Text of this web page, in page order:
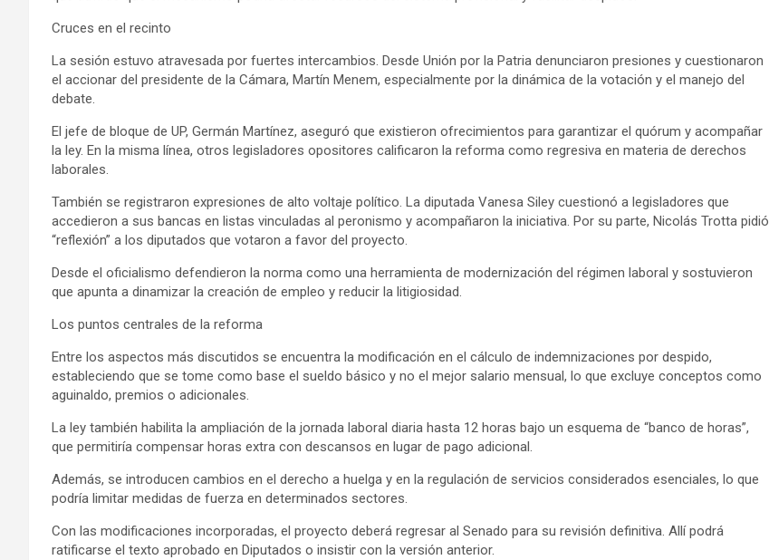
Cruces en el recinto
La sesión estuvo atravesada por fuertes intercambios. Desde Unión por la Patria denunciaron presiones y cuestionaron
el accionar del presidente de la Cámara, Martín Menem, especialmente por la dinámica de la votación y el manejo del
debate.
El jefe de bloque de UP, Germán Martínez, aseguró que existieron ofrecimientos para garantizar el quórum y acompañar
la ley. En la misma línea, otros legisladores opositores calificaron la reforma como regresiva en materia de derechos
laborales.
También se registraron expresiones de alto voltaje político. La diputada Vanesa Siley cuestionó a legisladores que
accedieron a sus bancas en listas vinculadas al peronismo y acompañaron la iniciativa. Por su parte, Nicolás Trotta pidió
“reflexión” a los diputados que votaron a favor del proyecto.
Desde el oficialismo defendieron la norma como una herramienta de modernización del régimen laboral y sostuvieron
que apunta a dinamizar la creación de empleo y reducir la litigiosidad.
Los puntos centrales de la reforma
Entre los aspectos más discutidos se encuentra la modificación en el cálculo de indemnizaciones por despido,
estableciendo que se tome como base el sueldo básico y no el mejor salario mensual, lo que excluye conceptos como
aguinaldo, premios o adicionales.
La ley también habilita la ampliación de la jornada laboral diaria hasta 12 horas bajo un esquema de “banco de horas”,
que permitiría compensar horas extra con descansos en lugar de pago adicional.
Además, se introducen cambios en el derecho a huelga y en la regulación de servicios considerados esenciales, lo que
podría limitar medidas de fuerza en determinados sectores.
Con las modificaciones incorporadas, el proyecto deberá regresar al Senado para su revisión definitiva. Allí podrá
ratificarse el texto aprobado en Diputados o insistir con la versión anterior.